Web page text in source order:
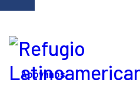
Apoyanos